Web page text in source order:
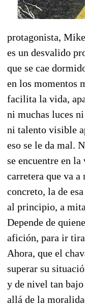
protagonista,
es un desvalido
que se cae
en los momentos
facilita la vida,
ni muchas luces
ni talento visible
eso se le da mal.
se encuentre en
carretera que va a
concreto, la de
al principio, a
Depende de
afición, para ir
Ahora, que el
superar su
y de nivel tan
allá de la